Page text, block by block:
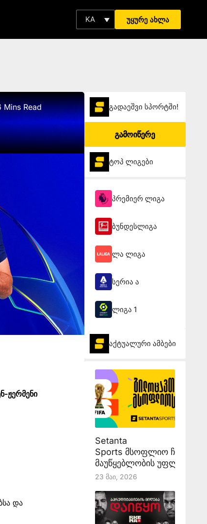
KA უყურე ახლა
Mins Read
ჟერმენი
და
გადაეშვი სპორტში!
გამოიწერე
ტოპ ლიგები
პრემიერ ლიგა
ბუნდესლიგა
ლა ლიგა
სერია ა
ლიგა 1
აქტუალური ამბები
Setanta
Sports მსოფლიო
მაუწყებლობის უფლებას
23 Მაი, 2026